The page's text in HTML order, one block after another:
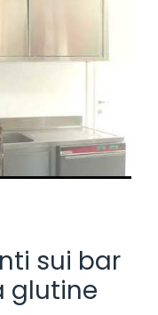
sui bar
glutine